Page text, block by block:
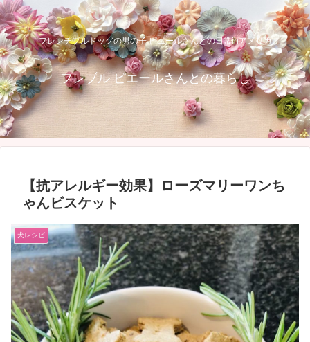
フレンチブルドッグの男の子 ピエールさんとの日常inアメリカ
フレブル ピエールさんとの暮らし
【抗アレルギー効果】ローズマリーワンち
ゃんビスケット
犬レシピ